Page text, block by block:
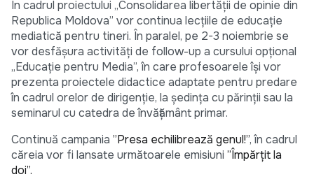
În cadrul proiectului „Consolidarea libertății de opinie din
Republica Moldova” vor continua lecțiile de educație
mediatică pentru tineri. În paralel, pe 2-3 noiembrie se
vor desfășura activități de follow-up a cursului opțional
„Educație pentru Media”, în care profesoarele își vor
prezenta proiectele didactice adaptate pentru predare
în cadrul orelor de dirigenție, la ședința cu părinții sau la
seminarul cu catedra de învățământ primar.
Continuă campania ”Presa echilibrează genul!”, în cadrul
căreia vor fi lansate următoarele emisiuni ”Împărțit la
doi”.